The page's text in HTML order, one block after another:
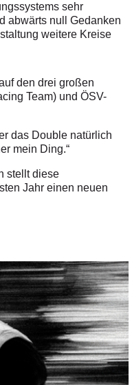
sehr
abwärts null Gedanken
weitere Kreise
den drei großen
Team) und ÖSV-
das Double natürlich
mein Ding.“
stellt diese
Jahr einen neuen